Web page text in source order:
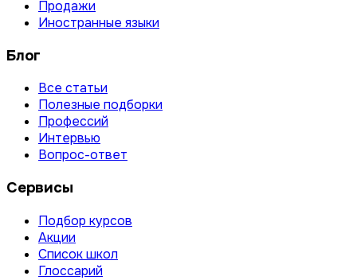
Продажи
Иностранные языки
Блог
Все статьи
Полезные подборки
Профессий
Интервью
Вопрос-ответ
Сервисы
Подбор курсов
Акции
Список школ
Глоссарий